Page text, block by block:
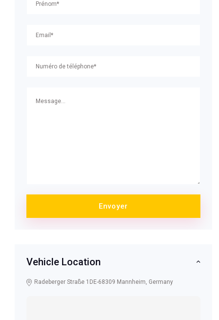
Vehicle Location
Radeberger Straße 1DE-68309 Mannheim, Germany